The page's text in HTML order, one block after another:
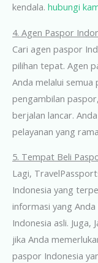
kendala. hubungi
4. Agen Paspor
Cari agen paspor
pilihan tepat. Agen
Anda melalui
pengambilan
berjalan lancar.
pelayanan yang
5. Tempat Beli
Lagi,
Indonesia yang
informasi yang
Indonesia asli. Juga,
jika Anda
paspor Indonesia